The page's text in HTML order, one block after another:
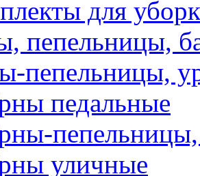
для
пепельницы,
пепельницы,
педальные
уличные